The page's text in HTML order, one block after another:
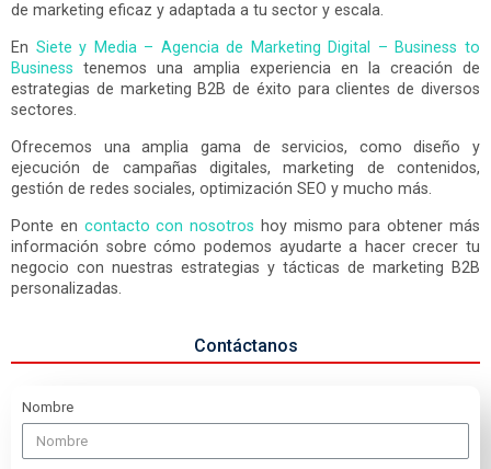
de marketing eficaz y adaptada a tu sector y escala.
En Siete y Media – Agencia de Marketing Digital – Business to
Business tenemos una amplia experiencia en la creación de
estrategias de marketing B2B de éxito para clientes de diversos
sectores.
Ofrecemos una amplia gama de servicios, como diseño y
ejecución de campañas digitales, marketing de contenidos,
gestión de redes sociales, optimización SEO y mucho más.
Ponte en contacto con nosotros hoy mismo para obtener más
información sobre cómo podemos ayudarte a hacer crecer tu
negocio con nuestras estrategias y tácticas de marketing B2B
personalizadas.
Contáctanos
Nombre